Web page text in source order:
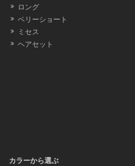
ロング
ベリーショート
ミセス
ヘアセット
カラーから選ぶ